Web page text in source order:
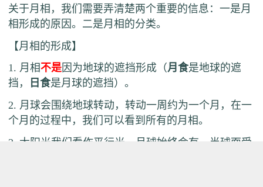
关于月相，我们需要弄清楚两个重要的信息：一是月
相形成的原因。二是月相的分类。
【月相的形成】
1. 月相不是因为地球的遮挡形成 （月食是地球的遮
挡，
日食是月球的遮挡）。
2. 月球会围绕地球转动，转动一周约为一个月，在一
个月的过程中，我们可以看到所有的月相。
3. 太阳光我们看作平行光，月球始终会有一半球面受